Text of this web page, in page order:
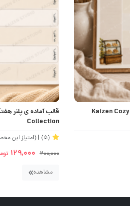
قالب آماده ی پلنر هفتگی غذا مدل Kaizen Cozy
Collection
(5)
| (امتیاز این
200,000
129,000
مشاهده